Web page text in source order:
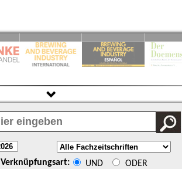
Verknüpfungsart: UND ODER